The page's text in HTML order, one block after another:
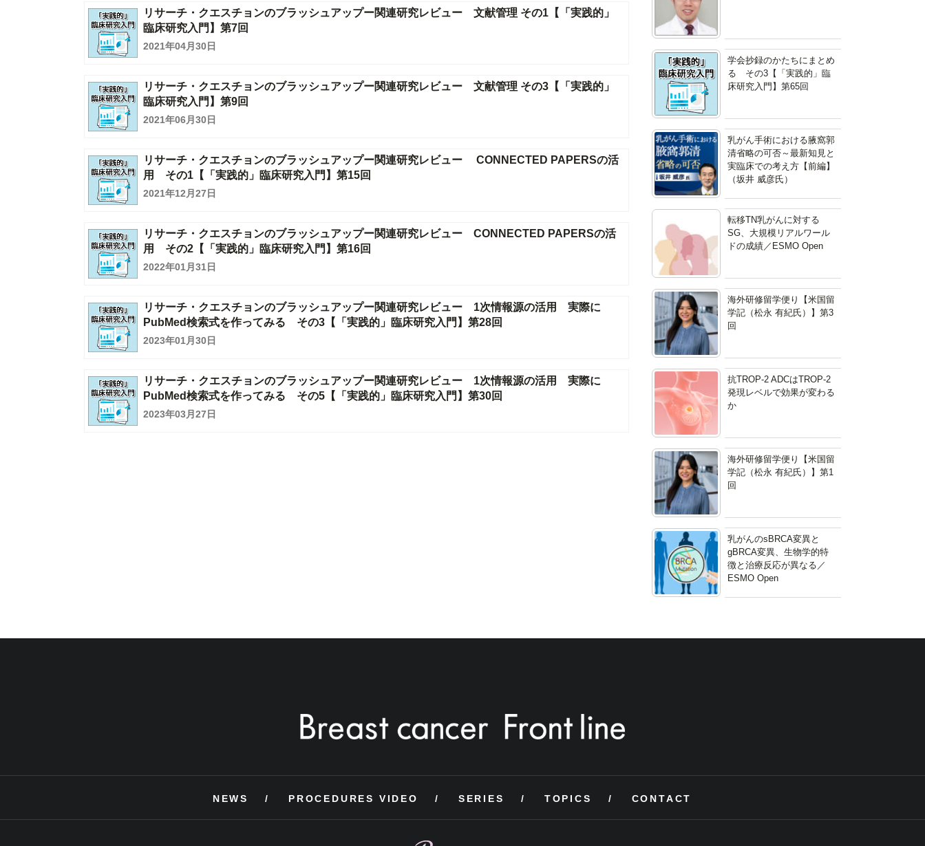
リサーチ・クエスチョンのブラッシュアップー関連研究レビュー 文献管理 その1【「実践的」
臨床研究入門】第7回
2021年04月30日
リサーチ・クエスチョンのブラッシュアップー関連研究レビュー 文献管理 その3【「実践的」
臨床研究入門】第9回
2021年06月30日
リサーチ・クエスチョンのブラッシュアップー関連研究レビュー CONNECTED PAPERSの活
用 その1【「実践的」臨床研究入門】第15回
2021年12月27日
リサーチ・クエスチョンのブラッシュアップー関連研究レビュー CONNECTED PAPERSの活
用 その2【「実践的」臨床研究入門】第16回
2022年01月31日
リサーチ・クエスチョンのブラッシュアップー関連研究レビュー 1次情報源の活用 実際に
PubMed検索式を作ってみる その3【「実践的」臨床研究入門】第28回
2023年01月30日
リサーチ・クエスチョンのブラッシュアップー関連研究レビュー 1次情報源の活用 実際に
PubMed検索式を作ってみる その5【「実践的」臨床研究入門】第30回
2023年03月27日
学会抄録のかたちにまとめ
る その3【「実践的」臨
床研究入門】第65回
乳がん手術における腋窩郭
清省略の可否～最新知見と
実臨床での考え方【前編】
（坂井 威彦氏）
転移TN乳がんに対する
SG、大規模リアルワール
ドの成績／ESMO Open
海外研修留学便り【米国留
学記（松永 有紀氏）】第3
回
抗TROP-2 ADCはTROP-2
発現レベルで効果が変わる
か
海外研修留学便り【米国留
学記（松永 有紀氏）】第1
回
乳がんのsBRCA変異と
gBRCA変異、生物学的特
徴と治療反応が異なる／
ESMO Open
NEWS PROCEDURES VIDEO SERIES TOPICS CONTACT